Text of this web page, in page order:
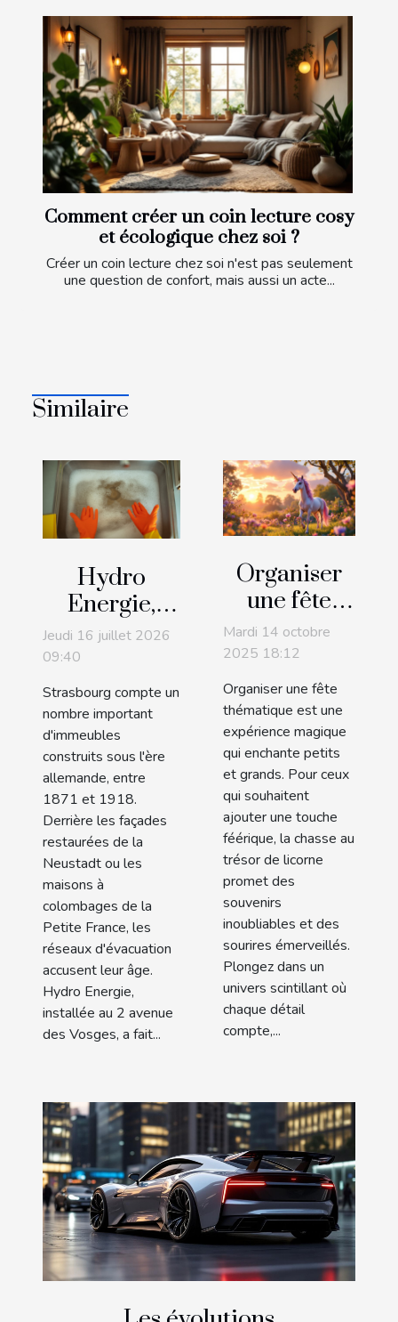
Comment créer un coin lecture cosy
et écologique chez soi ?
Créer un coin lecture chez soi n'est pas seulement
une question de confort, mais aussi un acte...
Similaire
Hydro
Energie,
expert de
l'inspection
des
canalisations
par caméra
à Strasbourg
!
Jeudi 16 juillet 2026
09:40
Strasbourg compte un
nombre important
d'immeubles
construits sous l'ère
allemande, entre
1871 et 1918.
Derrière les façades
restaurées de la
Neustadt ou les
maisons à
colombages de la
Petite France, les
réseaux d'évacuation
accusent leur âge.
Hydro Energie,
installée au 2 avenue
des Vosges, a fait...
Organiser
une fête
thématique
avec une
chasse au
trésor de
licorne
Mardi 14 octobre
2025 18:12
Organiser une fête
thématique est une
expérience magique
qui enchante petits
et grands. Pour ceux
qui souhaitent
ajouter une touche
féérique, la chasse au
trésor de licorne
promet des
souvenirs
inoubliables et des
sourires émerveillés.
Plongez dans un
univers scintillant où
chaque détail
compte,...